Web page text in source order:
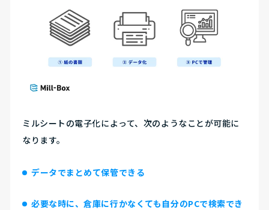
ミルシートの電子化によって、次のようなことが可能に
なります。
データでまとめて保管できる
必要な時に、倉庫に行かなくても自分のPCで検索でき